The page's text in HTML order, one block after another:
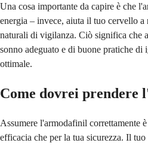
Una cosa importante da capire è che
energia – invece, aiuta il tuo cervello a
naturali di vigilanza. Ciò significa che
sonno adeguato e di buone pratiche di
ottimale.
Come dovrei prendere
Assumere l'armodafinil correttamente
efficacia che per la tua sicurezza. Il